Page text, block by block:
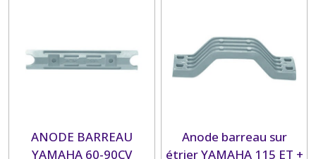
ANODE BARREAU
YAMAHA 60-90CV
Anode barreau sur
étrier YAMAHA 115 ET +